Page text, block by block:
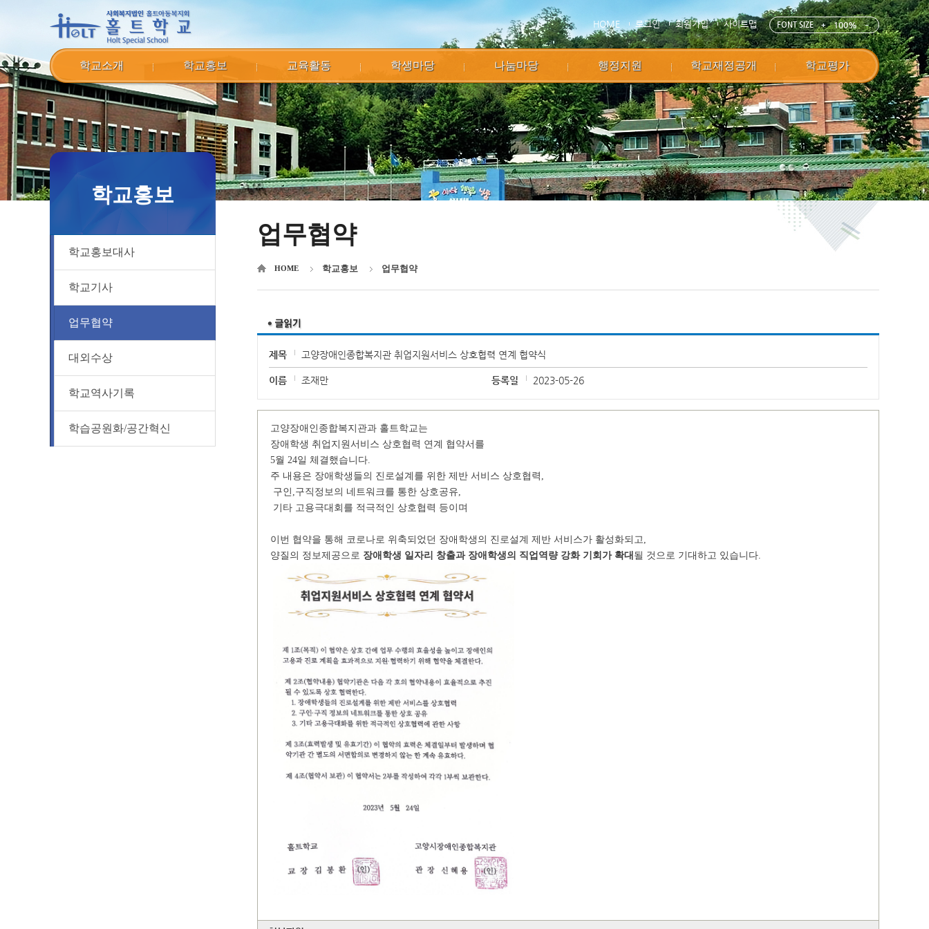
HOME 로그인 회원가입 사이트맵 FONT SIZE 100%
학교소개 학교홍보 교육활동 학생마당 나눔마당 행정지원 학교재정공개 학교평가
학교홍보
학교홍보대사
학교기사
업무협약
대외수상
학교역사기록
학습공원화/공간혁신
HOME 학교홍보 업무협약
업무협약
제목 고양장애인종합복지관 취업지원서비스 상호협력 연계 협약식
이름 조재만 등록일 2023-05-26
고양장애인종합복지관과 홀트학교는
장애학생 취업지원서비스 상호협력 연계 협약서를
5월 24일 체결했습니다.
주 내용은 장애학생들의 진로설계를 위한 제반 서비스 상호협력,
구인 ,구직정보의 네트워크를 통한 상호공유,
기타 고용극대회를 적극적인 상호협력 등이며
이번 협약을 통해 코로나로 위축되었던 장애학생의 진로설계 제반 서비스가 활성화되고,
양질의 정보제공으로 장애학생 일자리 창출과 장애학생의 직업역량 강화 기회가 확대 될 것으로 기대하고 있습니다.